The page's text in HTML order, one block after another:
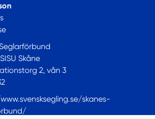
Skåne
2, vån 3
skanes-